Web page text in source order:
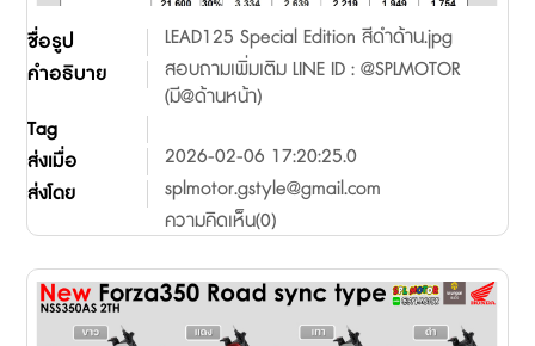
ชื่อรูป
LEAD125 Special Edition สีดำด้าน.jpg
คำอธิบาย
สอบถามเพิ่มเติม LINE ID : @SPLMOTOR
(มี@ด้านหน้า)
Tag
ส่งเมื่อ
2026-02-06 17:20:25.0
ส่งโดย
splmotor.gstyle@gmail.com
ความคิดเห็น(0)